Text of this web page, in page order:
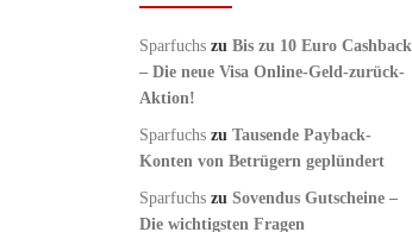
Sparfuchs zu Bis zu 10 Euro Cashback
– Die neue Visa Online-Geld-zurück-
Aktion!
Sparfuchs zu Tausende Payback-
Konten von Betrügern geplündert
Sparfuchs zu Sovendus Gutscheine –
Die wichtigsten Fragen